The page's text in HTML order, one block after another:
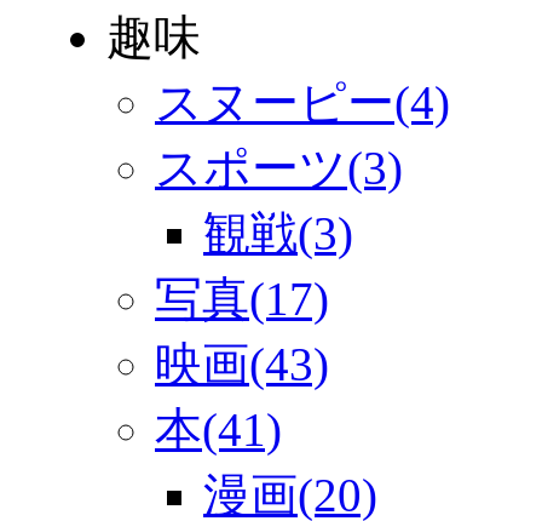
趣味
スヌーピー(4)
スポーツ(3)
観戦(3)
写真(17)
映画(43)
本(41)
漫画(20)